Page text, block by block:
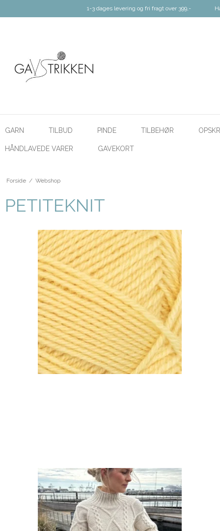
1-3 dages levering og fri fragt over 399,-
GARN TILBUD PINDE TILBEHØR
HÅNDLAVEDE VARER GAVEKORT
Forside / Webshop
PETITEKNIT